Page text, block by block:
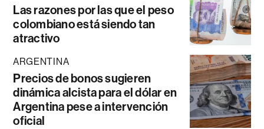
Las razones por las que el peso
colombiano está siendo tan
atractivo
ARGENTINA
Precios de bonos sugieren
dinámica alcista para el dólar en
Argentina pese a intervención
oficial